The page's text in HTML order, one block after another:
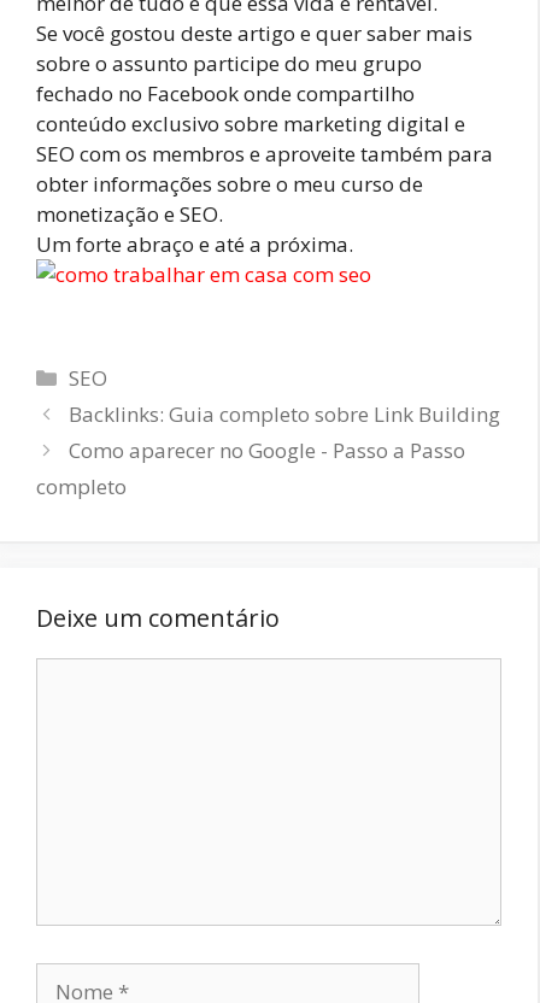
Se você gostou deste artigo e quer saber mais
sobre o assunto participe do meu grupo
fechado no Facebook onde compartilho
conteúdo exclusivo sobre marketing digital e
SEO com os membros e aproveite também para
obter informações sobre o meu curso de
monetização e SEO.
Um forte abraço e até a próxima.
SEO
Backlinks: Guia completo sobre Link Building
Como aparecer no Google - Passo a Passo
completo
Deixe um comentário